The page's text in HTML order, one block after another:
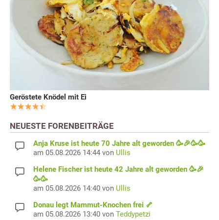
Geröstete Knödel mit Ei
NEUESTE FORENBEITRÄGE
Anja Kruse ist heute 70 Jahre alt geworden 🥳🎉🥳🥳
am 05.08.2026 14:44 von Ullis
Helene Fischer ist heute 42 Jahre alt geworden 🥳🎉
🥳🥳
am 05.08.2026 14:40 von Ullis
Donau legt Mammut-Knochen frei 🦴
am 05.08.2026 13:40 von Teddypetzi